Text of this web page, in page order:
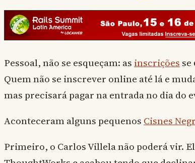
Pessoal, não se esqueçam: as inscrições se
Quem não se inscrever online até lá e
mas precisará pagar na entrada no dia do
Aconteceram alguns pequenos Cisnes
Primeiro, o Carlos Villela não poderá vir.